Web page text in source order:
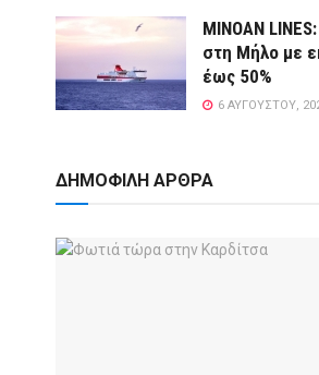
MINOAN
στη Μήλο με
έως 50%
6 ΑΥΓΟΎΣΤΟΥ,
ΔΗΜΟΦΙΛΗ ΑΡΘΡΑ